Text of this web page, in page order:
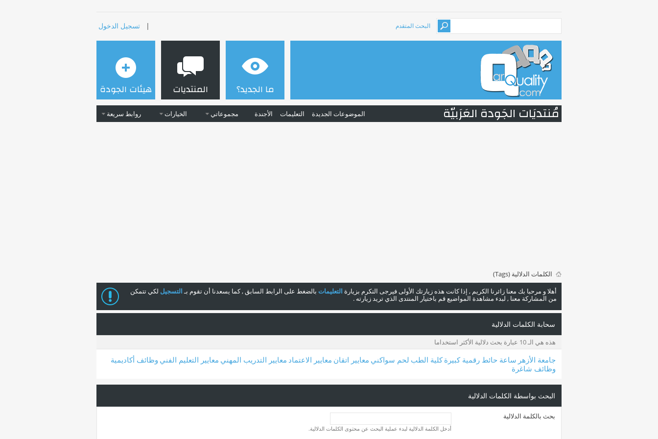
البحث المتقدم | تسجيل الدخول
ما الجديد؟ المنتديات
الموضوعات الجديدة التعليمات الأجندة مجموعاتي الخيارات روابط سريعة
هيئات الجودة
مُنتديَات الجَودة العَرَبيّة
الكلمات الدلالية (Tags)
أهلا و مرحبا بك معنا زائرنا الكريم , إذا كانت هذه زيارتك الأولى فيرجى التكرم بزيارة التعليمات بالضغط على الرابط السابق , كما يسعدنا أن تقوم بـالتسجيل لكي تتمكن
من المشاركة معنا , لبدء مشاهدة المواضيع قم باختيار المنتدى الذي تريد زيارته .
سحابة الكلمات الدلالية
هذه هي الـ 10 عبارة بحث دلالية الأكثر استخداما
جامعة الأزهر ساعة حائط رقمية كبيرة كلية الطب لحم سواكني معايير اتقان معايير الاعتماد معايير التدريب المهني معايير التعليم الفني وظائف أكاديمية
وظائف شاغرة
البحث بواسطة الكلمات الدلالية
بحث بالكلمة الدلالية
أدخل الكلمة الدلالية لبدء عملية البحث عن محتوى الكلمات الدلالية.